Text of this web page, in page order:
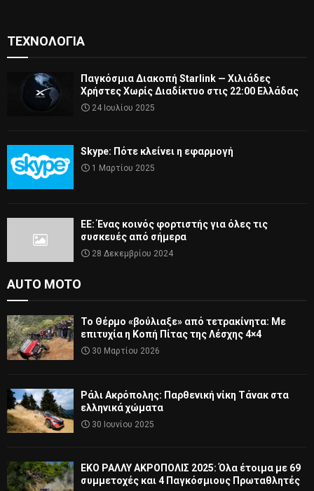
ΤΕΧΝΟΛΟΓΊΑ
Παγκόσμια Διακοπή Starlink — Χιλιάδες
Χρήστες Χωρίς Διαδίκτυο στις 22:00 Ελλάδας
24 Ιουλίου 2025
Skype: Πότε κλείνει η εφαρμογή
1 Μαρτίου 2025
ΕΕ: Ένας κοινός φορτιστής για όλες τις
συσκευές από σήμερα
28 Δεκεμβρίου 2024
AUTO MOTO
Το Θέρμο «βούλιαξε» από τετρακίνητα: Με
επιτυχία η Κοπή Πίτας της Λέσχης 4×4
30 Μαρτίου 2026
Ράλι Ακρόπολης: Παρθενική νίκη Τάνακ στα
ελληνικά χώματα
30 Ιουνίου 2025
ΕΚΟ ΡΑΛΛΥ ΑΚΡΟΠΟΛΙΣ 2025: Όλα έτοιμα με 69
συμμετοχές και 4 Παγκόσμιους Πρωταθλητές